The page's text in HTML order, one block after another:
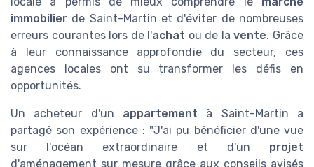
immobilier de Saint-Martin et d'éviter de nombreuses
erreurs courantes lors de l'achat ou de lavente. Grâce
à leur connaissance approfondie du secteur, ces
agences locales ont su transformer les défis en
opportunités.
Un acheteur d'un appartement à Saint-Martin a
partagé son expérience : "J'ai pu bénéficier d'une vue
sur l'océan extraordinaire et d'un projet
d'aménagement sur mesure grâce aux conseils avisés